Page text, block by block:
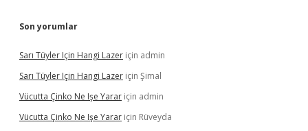
Son yorumlar
Sarı Tüyler Için Hangi Lazer için admin
Sarı Tüyler Için Hangi Lazer için Şimal
Vücutta Çinko Ne Işe Yarar için admin
Vücutta Çinko Ne Işe Yarar için Rüveyda